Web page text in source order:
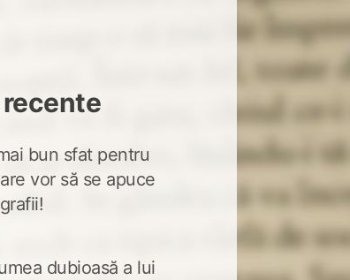
bun sfat pentru
vor să se apuce
dubioasă a lui